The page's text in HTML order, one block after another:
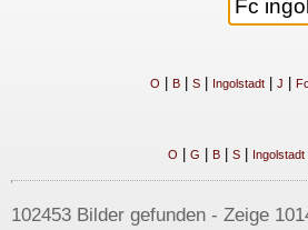
O B| S| Ingolstadt| J Fc
O G B| S| Ingolstadt|
102453 Bilder gefunden - Zeige